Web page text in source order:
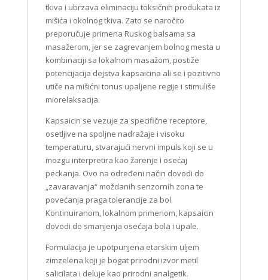
tkiva i ubrzava eliminaciju toksičnih produkata iz
mišića i okolnog tkiva. Zato se naročito
preporučuje primena Ruskog balsama sa
masažerom, jer se zagrevanjem bolnog mesta u
kombinaciji sa lokalnom masažom, postiže
potencijacija dejstva kapsaicina ali se i pozitivno
utiče na mišićni tonus upaljene regije i stimuliše
miorelaksacija.
Kapsaicin se vezuje za specifične receptore,
osetljive na spoljne nadražaje i visoku
temperaturu, stvarajući nervni impuls koji se u
mozgu interpretira kao žarenje i osećaj
peckanja. Ovo na određeni način dovodi do
„zavaravanja“ moždanih senzornih zona te
povećanja praga tolerancije za bol.
Kontinuiranom, lokalnom primenom, kapsaicin
dovodi do smanjenja osećaja bola i upale.
Formulacija je upotpunjena etarskim uljem
zimzelena koji je bogat prirodni izvor metil
salicilata i deluje kao prirodni analgetik.